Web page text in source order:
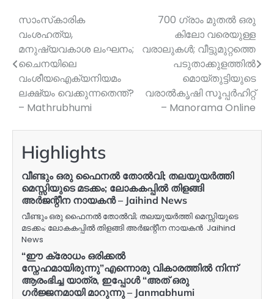
Post
navigation
സാംസ്‌കാരിക
വംശഹത്യ,
മനുഷ്യവകാശ ലംഘനം;
ചൈനയിലെ
വംശീയഐക്യനിയമം
ലക്ഷ്യം വെക്കുന്നതെന്ത്?
– Mathrubhumi
700 ഗ്രാം മുതൽ ഒരു
കിലോ വരെയുള്ള
വരാലുകള്‍; വീട്ടുമുറ്റത്തെ
പടുതാക്കുളത്തിൽ
മൊയ്തുട്ടിയുടെ
വരാൽകൃഷി സൂപ്പർഹിറ്റ്
– Manorama Online
Highlights
വീണ്ടും ഒരു ഫൈനല്‍ തോല്‍വി; തലയുയര്‍ത്തി
മെസ്സിയുടെ മടക്കം; ലോകകപ്പില്‍ തിളങ്ങി
അര്‍ജന്റീന നായകൻ – Jaihind News
വീണ്ടും ഒരു ഫൈനല്‍ തോല്‍വി; തലയുയര്‍ത്തി മെസ്സിയുടെ
മടക്കം; ലോകകപ്പില്‍ തിളങ്ങി അര്‍ജന്റീന നായകൻ Jaihind
News
“ഈ ക്രോധം ഒരിക്കൽ
സ്നേഹമായിരുന്നു”എന്നൊരു വികാരത്തിൽ നിന്ന്
ആരംഭിച്ച യാത്ര, ഇപ്പോൾ “അത് ഒരു
ഗർജ്ജനമായി മാറുന്നു – Janmabhumi